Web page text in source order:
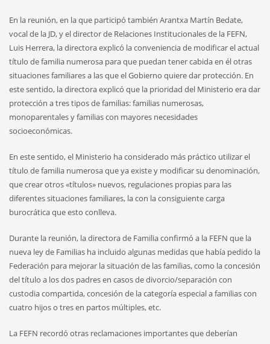
En la reunión, en la que participó también Arantxa Martín Bedate,
vocal de la JD, y el director de Relaciones Institucionales de la FEFN,
Luis Herrera, la directora explicó la conveniencia de modificar el actual
título de familia numerosa para que puedan tener cabida en él otras
situaciones familiares a las que el Gobierno quiere dar protección. En
este sentido, la directora explicó que la prioridad del Ministerio era dar
protección a tres tipos de familias: familias numerosas,
monoparentales y familias con mayores necesidades
socioeconómicas.
En este sentido, el Ministerio ha considerado más práctico utilizar el
título de familia numerosa que ya existe y modificar su denominación,
que crear otros «títulos» nuevos, regulaciones propias para las
diferentes situaciones familiares, la con la consiguiente carga
burocrática que esto conlleva.
Durante la reunión, la directora de Familia confirmó a la FEFN que la
nueva ley de Familias ha incluido algunas medidas que había pedido la
Federación para mejorar la situación de las familias, como la concesión
del título a los dos padres en casos de divorcio/separación con
custodia compartida, concesión de la categoría especial a familias con
cuatro hijos o tres en partos múltiples, etc.
La FEFN recordó otras reclamaciones importantes que deberían